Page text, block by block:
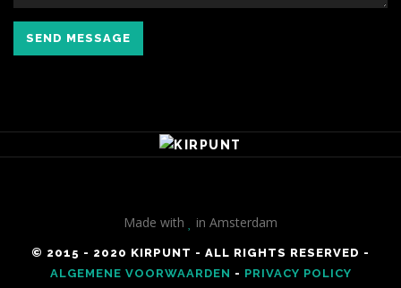
SEND MESSAGE
Made with in Amsterdam
© 2015 - 2020 KIRPUNT - ALL RIGHTS RESERVED -
ALGEMENE VOORWAARDEN - PRIVACY POLICY